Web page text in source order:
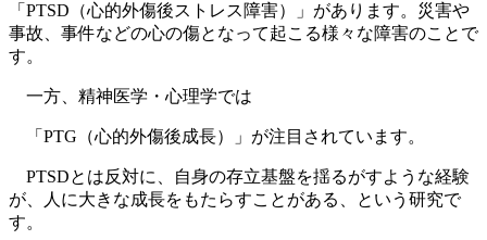
「PTSD（心的外傷後ストレス障害）」があります。災害や
事故、事件などの心の傷となって起こる様々な障害のことで
す。
一方、精神医学・心理学では
「PTG（心的外傷後成長）」が注目されています。
PTSDとは反対に、自身の存立基盤を揺るがすような経験
が、人に大きな成長をもたらすことがある、という研究で
す。